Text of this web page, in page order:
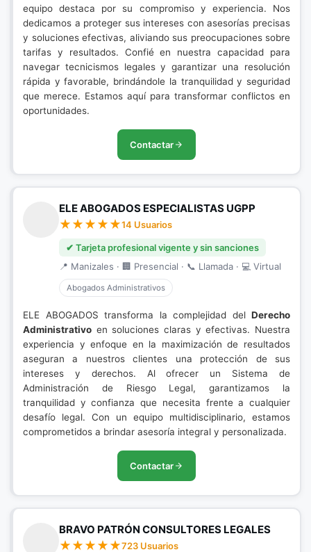
equipo destaca por su compromiso y experiencia. Nos
dedicamos a proteger sus intereses con asesorías precisas
y soluciones efectivas, aliviando sus preocupaciones sobre
tarifas y resultados. Confié en nuestra capacidad para
navegar tecnicismos legales y garantizar una resolución
rápida y favorable, brindándole la tranquilidad y seguridad
que merece. Estamos aquí para transformar conflictos en
oportunidades.
Contactar
ELE ABOGADOS ESPECIALISTAS UGPP
14 Usuarios
✔ Tarjeta profesional vigente y sin sanciones
📍 Manizales · 🏢 Presencial · 📞 Llamada · 💻 Virtual
Abogados Administrativos
ELE ABOGADOS transforma la complejidad del Derecho
Administrativo en soluciones claras y efectivas. Nuestra
experiencia y enfoque en la maximización de resultados
aseguran a nuestros clientes una protección de sus
intereses y derechos. Al ofrecer un Sistema de
Administración de Riesgo Legal, garantizamos la
tranquilidad y confianza que necesita frente a cualquier
desafío legal. Con un equipo multidisciplinario, estamos
comprometidos a brindar asesoría integral y personalizada.
Contactar
BRAVO PATRÓN CONSULTORES LEGALES
723 Usuarios